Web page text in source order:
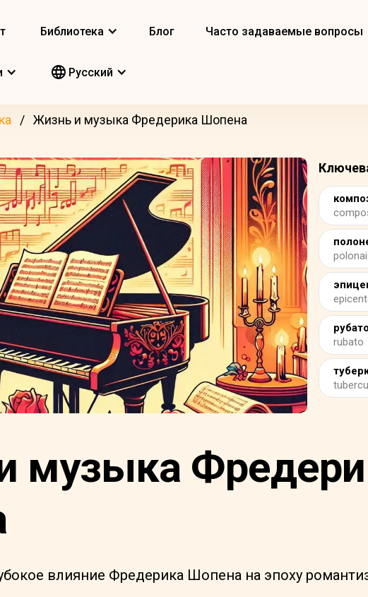
Библиотека Блог Часто задаваемые вопросы
Pусский
Жизнь и музыка Фредерика Шопена
рубато
rubato
музыка
влияние Фредерика Шопена на эпоху